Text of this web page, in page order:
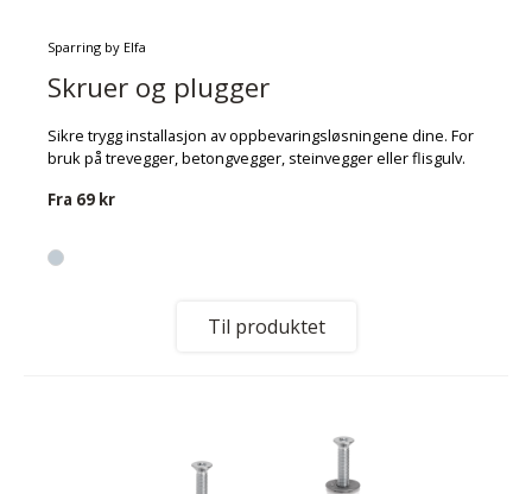
Sparring by Elfa
Skruer og plugger
Sikre trygg installasjon av oppbevaringsløsningene dine. For
bruk på trevegger, betongvegger, steinvegger eller flisgulv.
Fra 69 kr
Til produktet